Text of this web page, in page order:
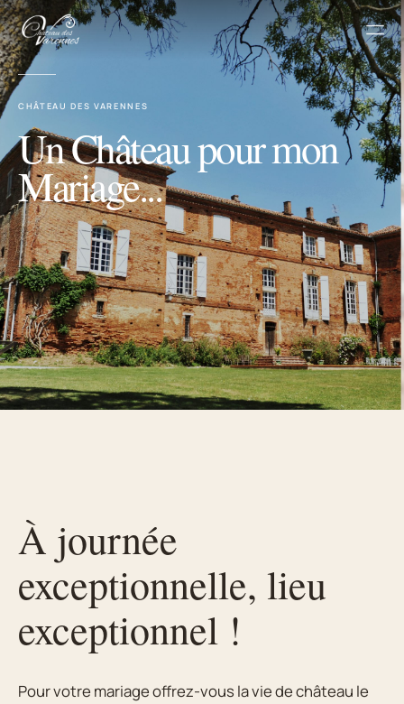
CHÂTEAU DES VARENNES
Un Château pour mon
Mariage...
À journée
exceptionnelle, lieu
exceptionnel !
Pour votre mariage offrez-vous la vie de château le